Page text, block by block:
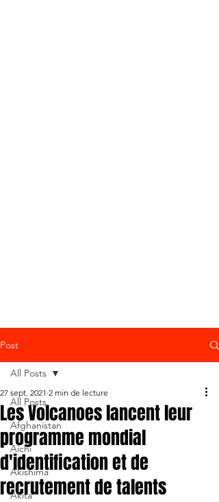
Post
All Posts
Afghanistan
Aichi
Akishima
Akita
All Posts
Les Volcanoes lancent leur
programme mondial
d'identification et de
recrutement de talents
27 sept. 2021 2 min de lecture